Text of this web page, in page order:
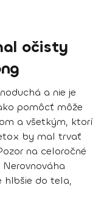
očisty
a nie je
pomôcť môže
a všetkým, ktorí
by mal trvať
na celoročné
hlbšie do tela,